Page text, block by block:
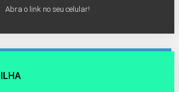
Abra o link no seu celular!